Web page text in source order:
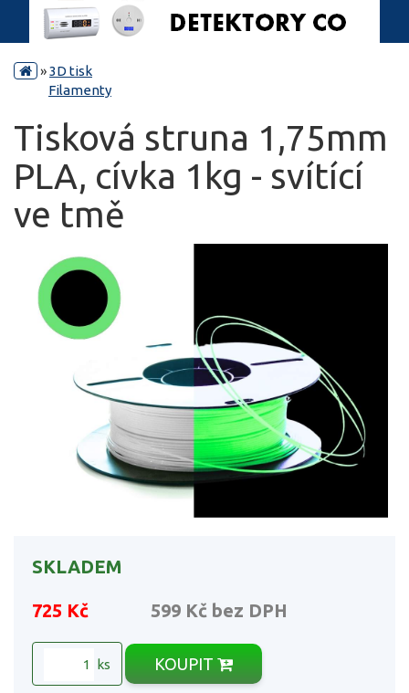
»3D tisk
Filamenty
Tisková struna 1,75mm
PLA, cívka 1kg - svítící
ve tmě
SKLADEM
725 Kč 599 Kč bez DPH
ks KOUPIT